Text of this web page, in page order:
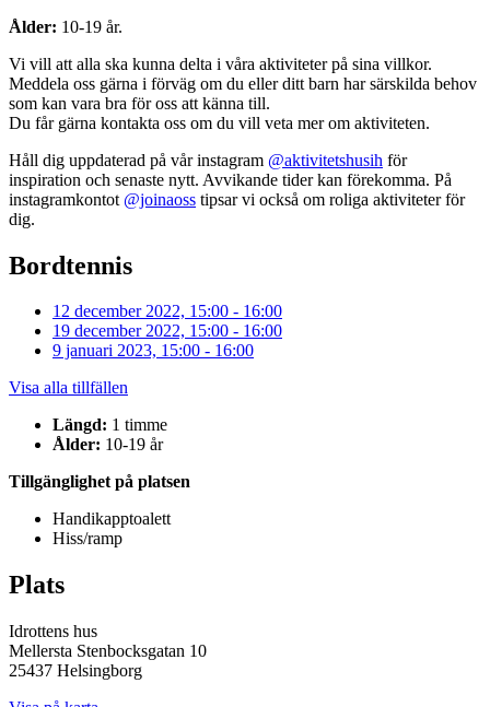
Ålder: 10-19 år.
Vi vill att alla ska kunna delta i våra aktiviteter på sina villkor.
Meddela oss gärna i förväg om du eller ditt barn har särskilda behov
som kan vara bra för oss att känna till.
Du får gärna kontakta oss om du vill veta mer om aktiviteten.
Håll dig uppdaterad på vår instagram @aktivitetshusih för
inspiration och senaste nytt. Avvikande tider kan förekomma. På
instagramkontot @joinaoss tipsar vi också om roliga aktiviteter för
dig.
Bordtennis
12 december 2022, 15:00 - 16:00
19 december 2022, 15:00 - 16:00
9 januari 2023, 15:00 - 16:00
Visa alla tillfällen
Längd: 1 timme
Ålder: 10-19 år
Tillgänglighet på platsen
Handikapptoalett
Hiss/ramp
Plats
Idrottens hus
Mellersta Stenbocksgatan 10
25437 Helsingborg